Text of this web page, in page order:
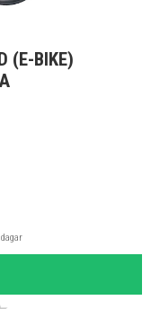
(E-BIKE)